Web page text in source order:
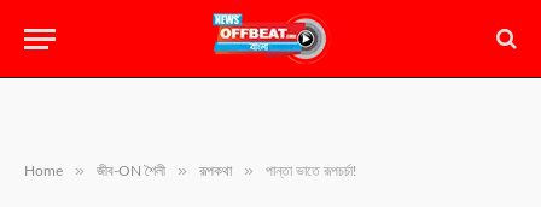
Home » জীব-ON শৈলী » রূপকথা » পান্তা ভাতে রূপচর্চা!